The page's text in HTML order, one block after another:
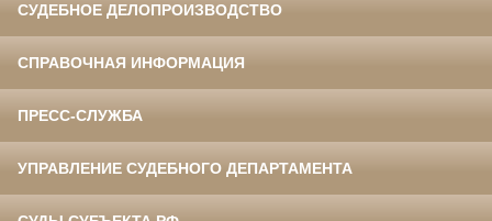
СУДЕБНОЕ ДЕЛОПРОИЗВОДСТВО
СПРАВОЧНАЯ ИНФОРМАЦИЯ
ПРЕСС-СЛУЖБА
УПРАВЛЕНИЕ СУДЕБНОГО ДЕПАРТАМЕНТА